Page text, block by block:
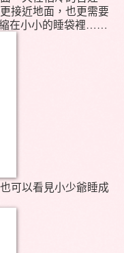
接近地面，也更需要
縮在小小的睡袋裡……
可以看見小少爺睡成